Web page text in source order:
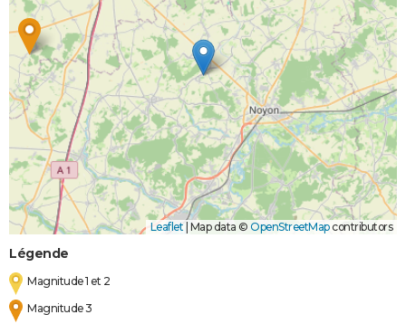
Leaflet | Map data © OpenStreetMapcontributors
Légende
Magnitude 1 et 2
Magnitude 3